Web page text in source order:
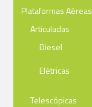
Plataformas Aéreas
Articuladas
Diesel
Elétricas
Telescópicas